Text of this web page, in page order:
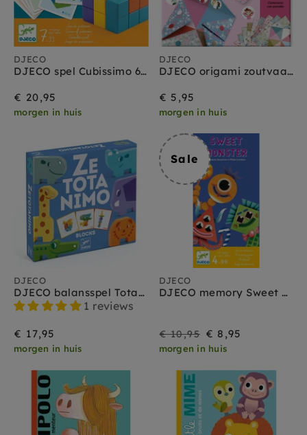
DJECO
DJECO spel Cubissimo 6-10 jr
€ 20,95
morgen in huis
DJECO
DJECO origami zoutvaatjes sweet 24 stks
€ 5,95
morgen in huis
DJECO
DJECO balansspel Totanimo 3 jr+
1 reviews
€ 17,95
morgen in huis
Sale
DJECO
DJECO memory Sweet monster 4jr+
Sale € 8,95
Prijs
€ 10,95
morgen in huis